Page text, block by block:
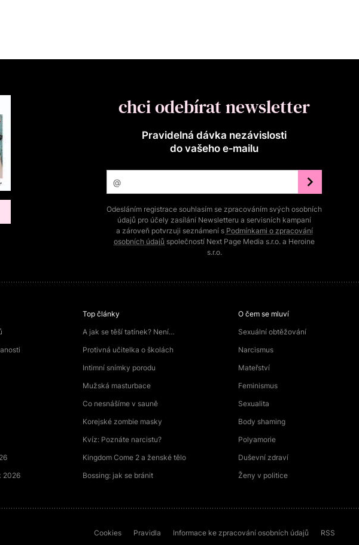
chci odebírat newsletter
Pravidelná dávka nezávislosti
do vašeho e‑mailu
Odesláním registrace souhlasím se zpracováním svých osobních
údajů pro účely zasílání Newsletteru a servisních kampaní
a zároveň potvrzuji seznámení s Podmínkami o zpracování
osobních údajů společností Next Page Media s.r.o. a Heroine
s.r.o.
2026
Top články
A jak se těší tatínek? Není…
Protivná učitelka o školách
Intimní snímky porodu
Mužská masturbace
Co nesnášíme v sauně
Korejské zombie masky
Kvíz: Poznáte narcistu?
Kingdom Come 2 a ženské tělo
Bossing: jak se bránit
O čem se mluví
Sexuální obtěžování
Narcismus
Mateřství
Feminismus
Sexualita
Body shaming
Polyamorie
Duševní zdraví
Ženy v politice
Cookies Pravidla Informace ke zpracování osobních údajů RSS